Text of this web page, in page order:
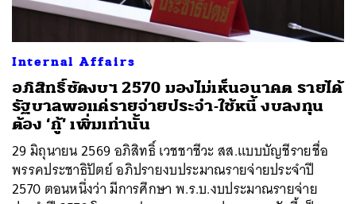
Internal Affairs
อภิสิทธิ์ซัดงบฯ 2570 มองไม่เห็นอนาคต รายได้
รัฐบาลพอแค่รายจ่ายประจำ-ใช้หนี้ งบลงทุน
ต้อง ‘กู้’ เพิ่มเท่านั้น
29 มิถุนายน 2569 อภิสิทธิ์ เวชชาชีวะ สส.แบบบัญชีรายชื่อ
พรรคประชาธิปัตย์ อภิปรายงบประมาณรายจ่ายประจำปี
2570 ตอนหนึ่งว่า มีการศึกษา พ.ร.บ.งบประมาณรายจ่าย